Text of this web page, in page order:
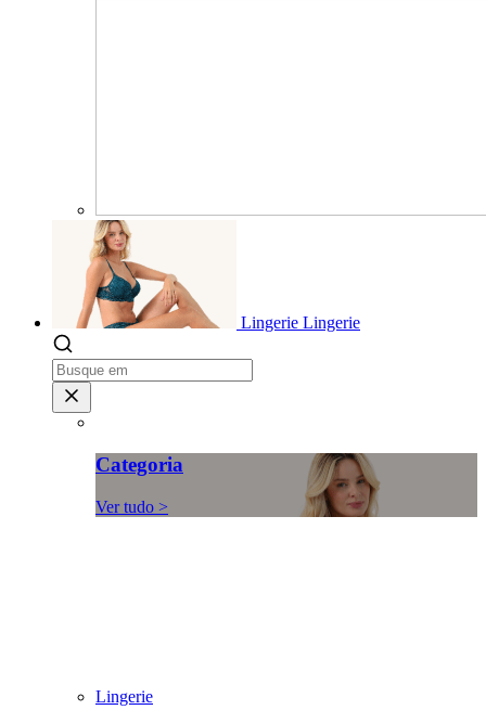
Lingerie Lingerie
Categoria
Ver tudo >
Lingerie